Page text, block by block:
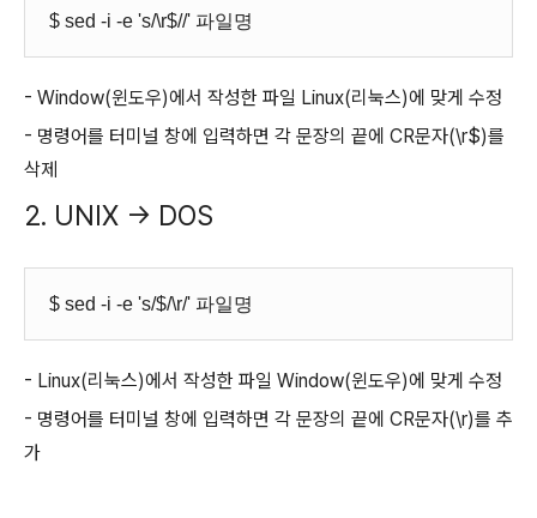
$ sed -i -e 's/\r$//' 파일명
- Window(윈도우)에서 작성한 파일 Linux(리눅스)에 맞게 수정
- 명령어를 터미널 창에 입력하면 각 문장의 끝에 CR문자(\r$)를
삭제
2. UNIX → DOS
$ sed -i -e 's/$/\r/' 파일명
- Linux(리눅스)에서 작성한 파일 Window(윈도우)에 맞게 수정
- 명령어를 터미널 창에 입력하면 각 문장의 끝에 CR문자(\r)를 추
가